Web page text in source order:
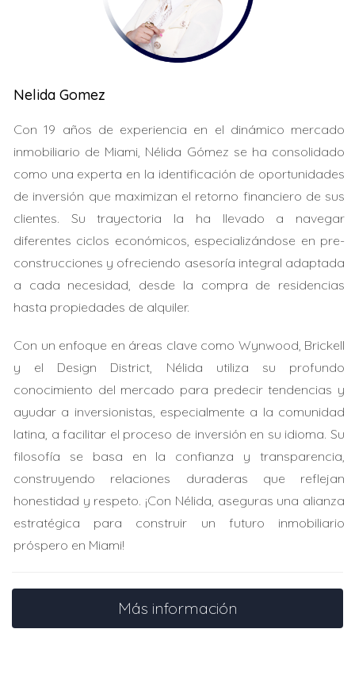
propiedades asequibles. La calidad de vida también es
un factor importante. Con buenas escuelas y servicios
cercanos, Homestead y Florida City se están
LLÁMAME AHORA
Caso de Estudio 1: Familias en crecimiento
Una pareja joven, María y Luis, compraron su primera
casa en Homestead hace dos años. Su objetivo era
encontrar un lugar donde pudieran establecerse y criar
a sus hijos. Al principio, dudaban debido a la distancia al
trabajo. Sin embargo, la calidad del barrio y las escuelas
cercanas les convencieron. Desde su compra, el valor
éxito es común en la zona.
¿Tienes dudas sobre cómo invertir?
Contáctame para guiarte en tu decisión.
Caso de Estudio 2: Inversionistas estratégicos
Otro ejemplo es el caso de un inversionista llamado
Javier. Él adquirió varias propiedades en Florida City
durante el último año. Su estrategia fue aprovechar los
precios bajos antes del aumento proyectado.
que buscan estabilidad. Javier menciona que la
demanda ha superado sus expectativas y planea
Nelida Gomez
Con 19 años de experiencia en el dinámico mercado
inmobiliario de Miami, Nélida Gómez se ha consolidado
como una experta en la identificación de oportunidades
de inversión que maximizan el retorno financiero de sus
clientes. Su trayectoria la ha llevado a navegar
diferentes ciclos económicos, especializándose en pre-
construcciones y ofreciendo asesoría integral adaptada
a cada necesidad, desde la compra de residencias
hasta propiedades de alquiler.
Con un enfoque en áreas clave como Wynwood, Brickell
y el Design District, Nélida utiliza su profundo
conocimiento del mercado para predecir tendencias y
ayudar a inversionistas, especialmente a la comunidad
latina, a facilitar el proceso de inversión en su idioma. Su
filosofía se basa en la confianza y transparencia,
construyendo relaciones duraderas que reflejan
honestidad y respeto. ¡Con Nélida, aseguras una alianza
estratégica para construir un futuro inmobiliario
próspero en Miami!
Más información